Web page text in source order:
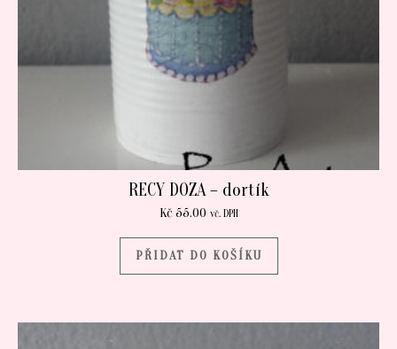
RECY DOZA – dortík
Kč55.00 vč. DPH
PŘIDAT DO KOŠÍKU